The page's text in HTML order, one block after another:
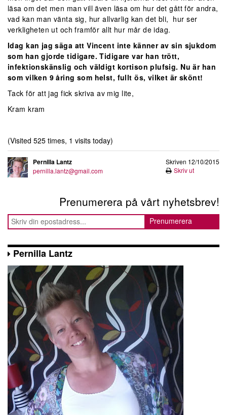
läsa om det men man vill även läsa om hur det gått för andra,
vad kan man vänta sig, hur allvarlig kan det bli, hur ser
verkligheten ut och framför allt hur mår de idag.
Idag kan jag säga att Vincent inte känner av sin sjukdom
som han gjorde tidigare. Tidigare var han trött,
infektionskänslig och väldigt kortison plufsig. Nu är han
som vilken 9 åring som helst, fullt ös, vilket är skönt!
Tack för att jag fick skriva av mig lite,
Kram kram
(Visited 525 times, 1 visits today)
Pernilla Lantz
pernilla.lantz@gmail.com
Skriven 12/10/2015
Skriv ut
Prenumerera på vårt nyhetsbrev!
Pernilla Lantz